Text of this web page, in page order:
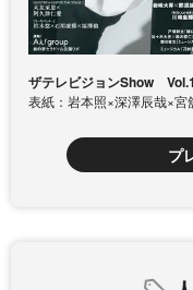
ザテレビジョンShow
表紙：岩本照×深澤辰哉×宮
プ